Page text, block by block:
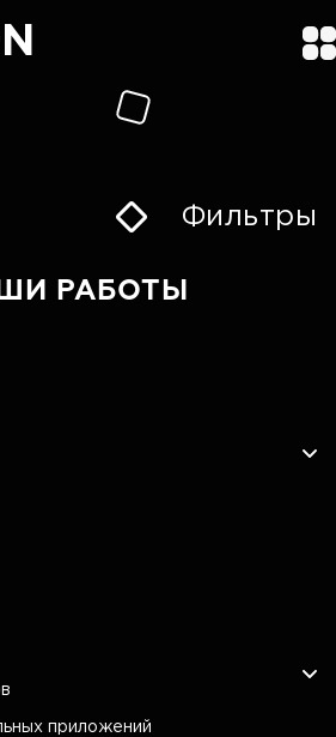
Фильтры
РАБОТЫ
приложений